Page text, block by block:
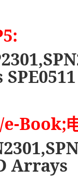
Book;
Arrays